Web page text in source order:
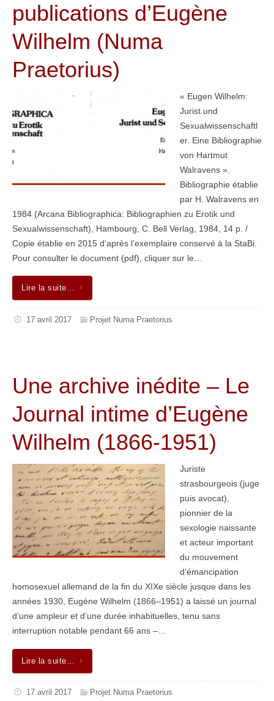
publications d’Eugène
Wilhelm (Numa
Praetorius)
« Eugen Wilhelm:
Jurist und
Sexualwissenschaftl
er. Eine Bibliographie
von Hartmut
Walravens ».
Bibliographie établie
par H. Walravens en
1984 (Arcana Bibliographica: Bibliographien zu Erotik und
Sexualwissenschaft), Hambourg, C. Bell Verlag, 1984, 14 p. /
Copie établie en 2015 d’après l’exemplaire conservé à la StaBi.
Pour consulter le document (pdf), cliquer sur le…
Lire la suite…
17 avril 2017 Projet Numa Praetorius
Une archive inédite – Le
Journal intime d’Eugène
Wilhelm (1866-1951)
Juriste
strasbourgeois (juge
puis avocat),
pionnier de la
sexologie naissante
et acteur important
du mouvement
d’émancipation
homosexuel allemand de la fin du XIXe siècle jusque dans les
années 1930, Eugène Wilhelm (1866–1951) a laissé un journal
d’une ampleur et d’une durée inhabituelles, tenu sans
interruption notable pendant 66 ans –…
Lire la suite…
17 avril 2017 Projet Numa Praetorius